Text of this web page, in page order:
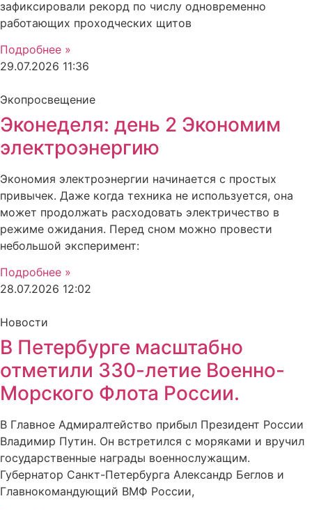
зафиксировали рекорд по числу одновременно
работающих проходческих щитов
Подробнее »
29.07.2026 11:36
Экопросвещение
Эконеделя: день 2 Экономим
электроэнергию
Экономия электроэнергии начинается с простых
привычек. Даже когда техника не используется, она
может продолжать расходовать электричество в
режиме ожидания. Перед сном можно провести
небольшой эксперимент:
Подробнее »
28.07.2026 12:02
Новости
В Петербурге масштабно
отметили 330-летие Военно-
Морского Флота России.
В Главное Адмиралтейство прибыл Президент России
Владимир Путин. Он встретился с моряками и вручил
государственные награды военнослужащим.
Губернатор Санкт-Петербурга Александр Беглов и
Главнокомандующий ВМФ России,